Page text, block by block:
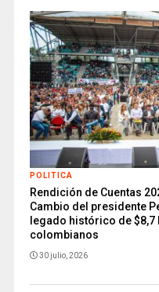
POLITICA
Rendición de Cuentas
Cambio del presidente
legado histórico de
colombianos
30 julio, 2026